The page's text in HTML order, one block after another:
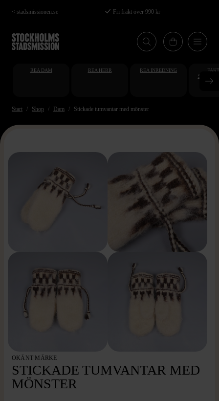
Hoppa
till
huvudinnehåll
< stadsmissionen.se Fri frakt över 990 kr
REA DAM REA HERR REA INREDNING
Start Shop Dam Stickade tumvantar med mönster
OKÄNT MÄRKE
STICKADE TUMVANTAR MED
MÖNSTER